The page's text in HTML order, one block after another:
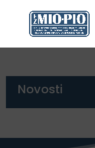
Novosti